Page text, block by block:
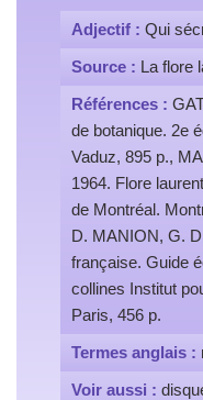
Adjectif : Qui
Source : La flore
Références :
de botanique. 2e
Vaduz, 895 p.,
1964. Flore
de Montréal.
D. MANION, G.
française. Guide
collines Institut
Paris, 456 p.
Termes anglais :
Voir aussi :